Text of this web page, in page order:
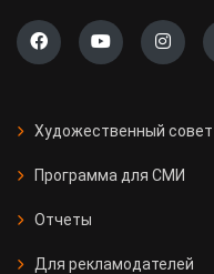
Художественный совет
Программа для СМИ
Отчеты
Для рекламодателей